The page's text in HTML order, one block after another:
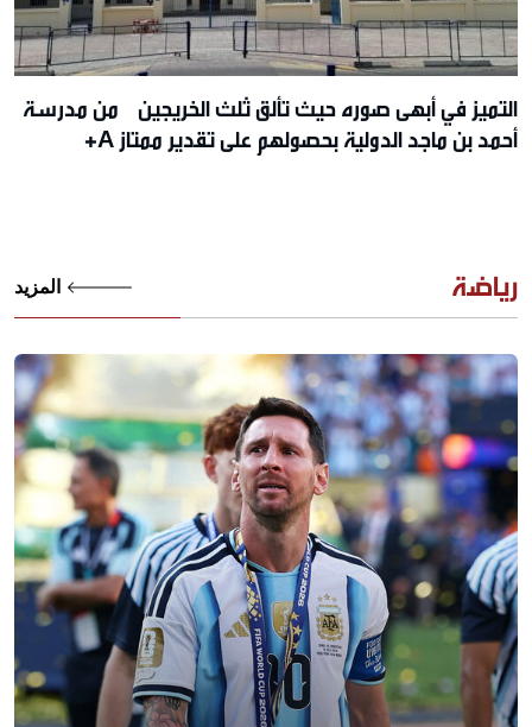
التميز في أبهى صوره حيث تألق ثلث الخريجين من مدرسة
أحمد بن ماجد الدولية بحصولهم على تقدير ممتاز A+
رياضة المزيد